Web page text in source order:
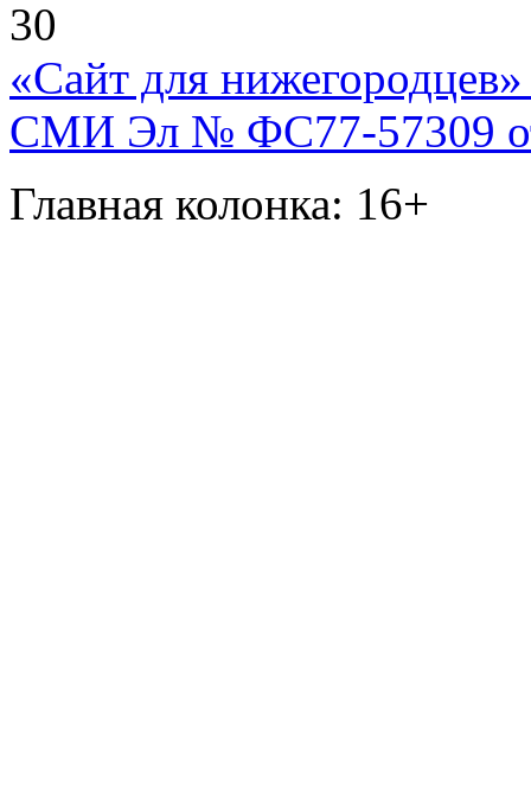
30
«Сайт для нижегородцев»
СМИ Эл № ФС77-57309
Главная колонка: 16+